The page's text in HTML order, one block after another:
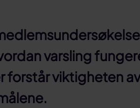
varsling
forstår viktigheten